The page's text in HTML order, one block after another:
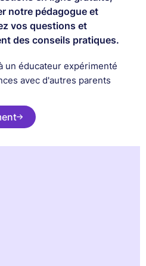
notre pédagogue et
vos questions et
des conseils pratiques.
un éducateur expérimenté
avec d'autres parents